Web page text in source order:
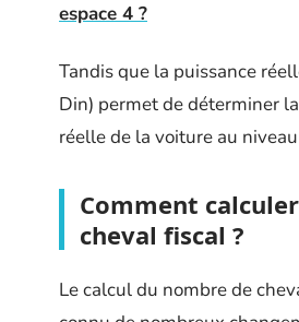
espace 4 ?
Tandis que la puissance
Din) permet de déterminer
réelle de la voiture au
Comment
cheval fiscal ?
Le calcul du nombre de